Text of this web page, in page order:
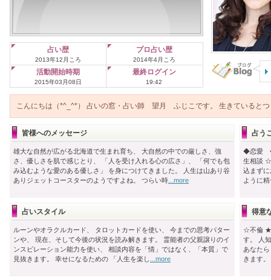
占い歴
2013年12月ころ
プロ占い歴
2014年4月ころ
活動開始時期
2015年03月08日
最終ログイン
19:42
こんにちは（*^_^*） 占いの窓・占い師 望月 ふじこです。 生きていると
皆様へのメッセージ
雄大な自然が広がる北海道で生まれ育ち、 大自然の中での厳しさ、強
さ、優しさを肌で感じとり、 「人を受け入れる心の広さ」、 「何でも包
み込むような愛のある優しさ」 を身につけてきました。 人生は山あり谷
ありジェットコースターのようですよね。 つらい時 ...more
占う
◆恋愛
生相談 ☆
込まず
ように
占いスタイル
ルーンやオラクルカード、 タロットカードを使い、 今までの思考パター
ンや、 現在、そして今後の状況を読み解きます。 霊能者の父親譲りのイ
ンスピレーション能力を使い、 相談内容を「情」ではなく、「本質」で
見抜きます。 幸せになるための 「人生を楽し
...more
得意
☆不倫 ★
す。 人
あなた
きます。